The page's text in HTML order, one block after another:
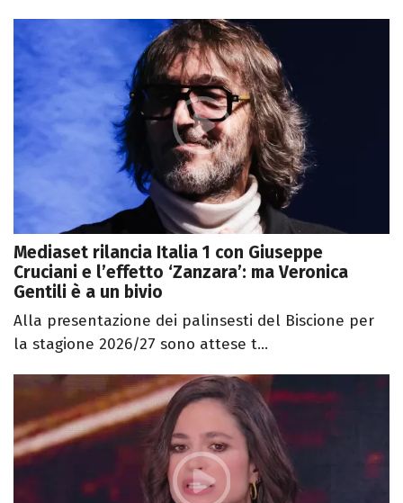
Mediaset rilancia Italia 1 con Giuseppe
Cruciani e l’effetto ‘Zanzara’: ma Veronica
Gentili è a un bivio
Alla presentazione dei palinsesti del Biscione per
la stagione 2026/27 sono attese t...